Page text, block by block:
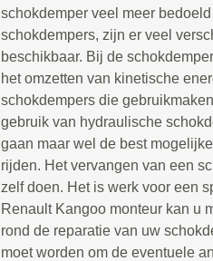
schokdemper veel meer
schokdempers, zijn er veel
beschikbaar. Bij de
het omzetten van kinetische
schokdempers die
gebruik van hydraulische
gaan maar wel de best
rijden. Het vervangen van een
zelf doen. Het is werk voor een
Renault Kangoo monteur kan u
rond de reparatie van uw
moet worden om de eventuele